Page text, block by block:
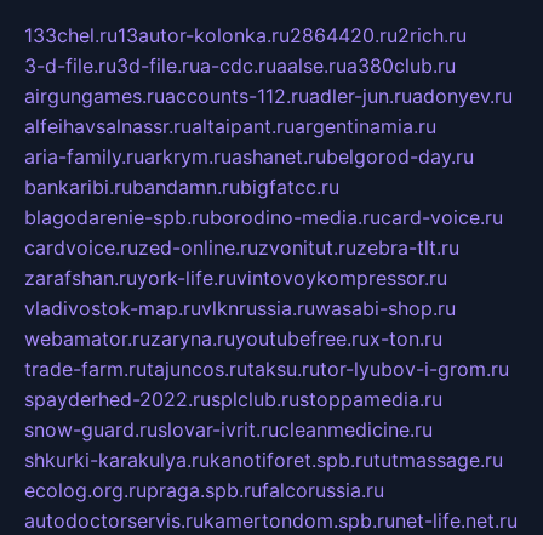
133chel.ru13autor-kolonka.ru2864420.ru2rich.ru
3-d-file.ru3d-file.rua-cdc.ruaalse.rua380club.ru
airgungames.ruaccounts-112.ruadler-jun.ruadonyev.ru
alfeihavsalnassr.rualtaipant.ruargentinamia.ru
aria-family.ruarkrym.ruashanet.rubelgorod-day.ru
bankaribi.rubandamn.rubigfatcc.ru
blagodarenie-spb.ruborodino-media.rucard-voice.ru
cardvoice.ruzed-online.ruzvonitut.ruzebra-tlt.ru
zarafshan.ruyork-life.ruvintovoykompressor.ru
vladivostok-map.ruvlknrussia.ruwasabi-shop.ru
webamator.ruzaryna.ruyoutubefree.rux-ton.ru
trade-farm.rutajuncos.rutaksu.rutor-lyubov-i-grom.ru
spayderhed-2022.rusplclub.rustoppamedia.ru
snow-guard.ruslovar-ivrit.rucleanmedicine.ru
shkurki-karakulya.rukanotiforet.spb.rututmassage.ru
ecolog.org.rupraga.spb.rufalcorussia.ru
autodoctorservis.rukamertondom.spb.runet-life.net.ru